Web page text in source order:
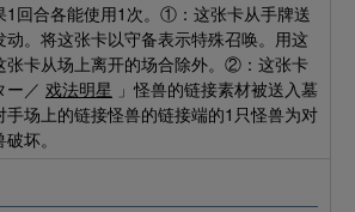
回合各能使用1次。①：这张卡从手牌送
动。将这张卡以守备表示特殊召唤。用这
张卡从场上离开的场合除外。②：这张卡
ー／ 戏法明星 」怪兽的链接素材被送入墓
场上的链接怪兽的链接端的1只怪兽为对
坏。